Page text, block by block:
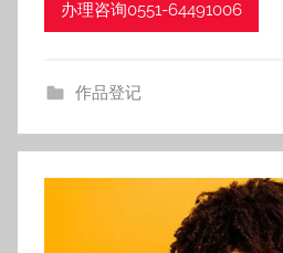
办理咨询0551-64491006
作品登记